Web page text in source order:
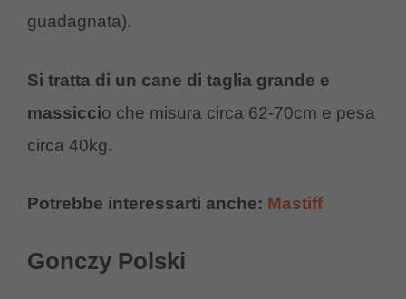
guadagnata).
Si tratta di un cane di taglia grande e
massiccio che misura circa 62-70cm e pesa
circa 40kg.
Potrebbe interessarti anche: Mastiff
Gonczy Polski